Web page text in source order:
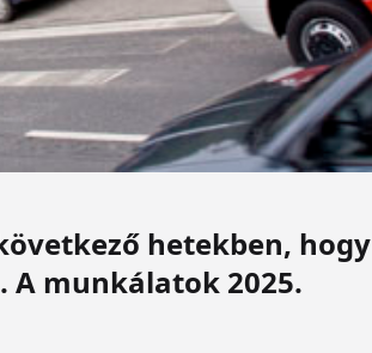
hetekben, hogy
A munkálatok 2025.